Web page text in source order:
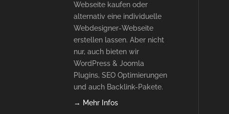
Webseite kaufen oder
alternativ eine individuelle
Webdesigner-Webseite
erstellen lassen. Aber nicht
nur, auch bieten wir
WordPress & Joomla
Plugins, SEO Optimierungen
und auch Backlink-Pakete.
→ Mehr Infos